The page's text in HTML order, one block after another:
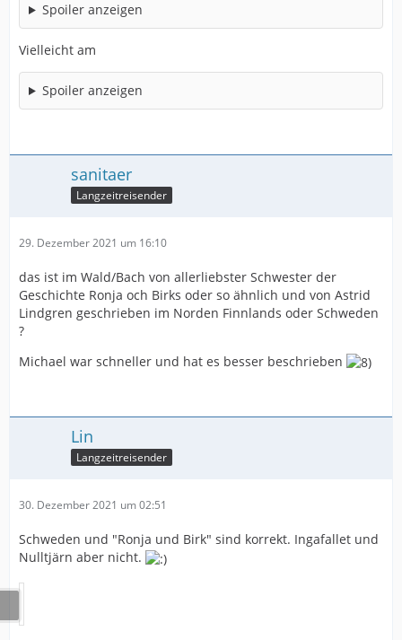
Spoiler anzeigen
Vielleicht am
Spoiler anzeigen
sanitaer
Langzeitreisender
29. Dezember 2021 um 16:10
das ist im Wald/Bach von allerliebster Schwester der
Geschichte Ronja och Birks oder so ähnlich und von Astrid
Lindgren geschrieben im Norden Finnlands oder Schweden
?
Michael war schneller und hat es besser beschrieben
Lin
Langzeitreisender
30. Dezember 2021 um 02:51
Schweden und "Ronja und Birk" sind korrekt. Ingafallet und
Nulltjärn aber nicht.